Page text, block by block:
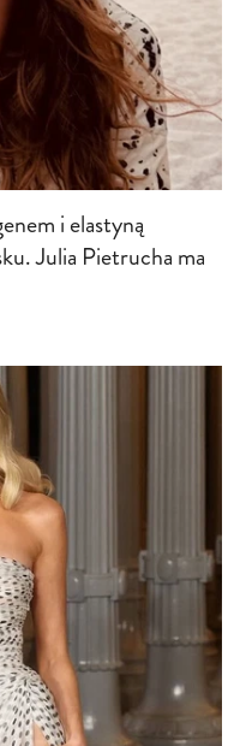
i elastyną
Julia Pietrucha ma